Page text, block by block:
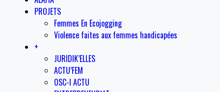
PROJETS
Femmes En Ecojogging
Violence faites aux femmes handicapées
+
JURIDIK’ELLES
ACTU’FEM
OSC-I ACTU